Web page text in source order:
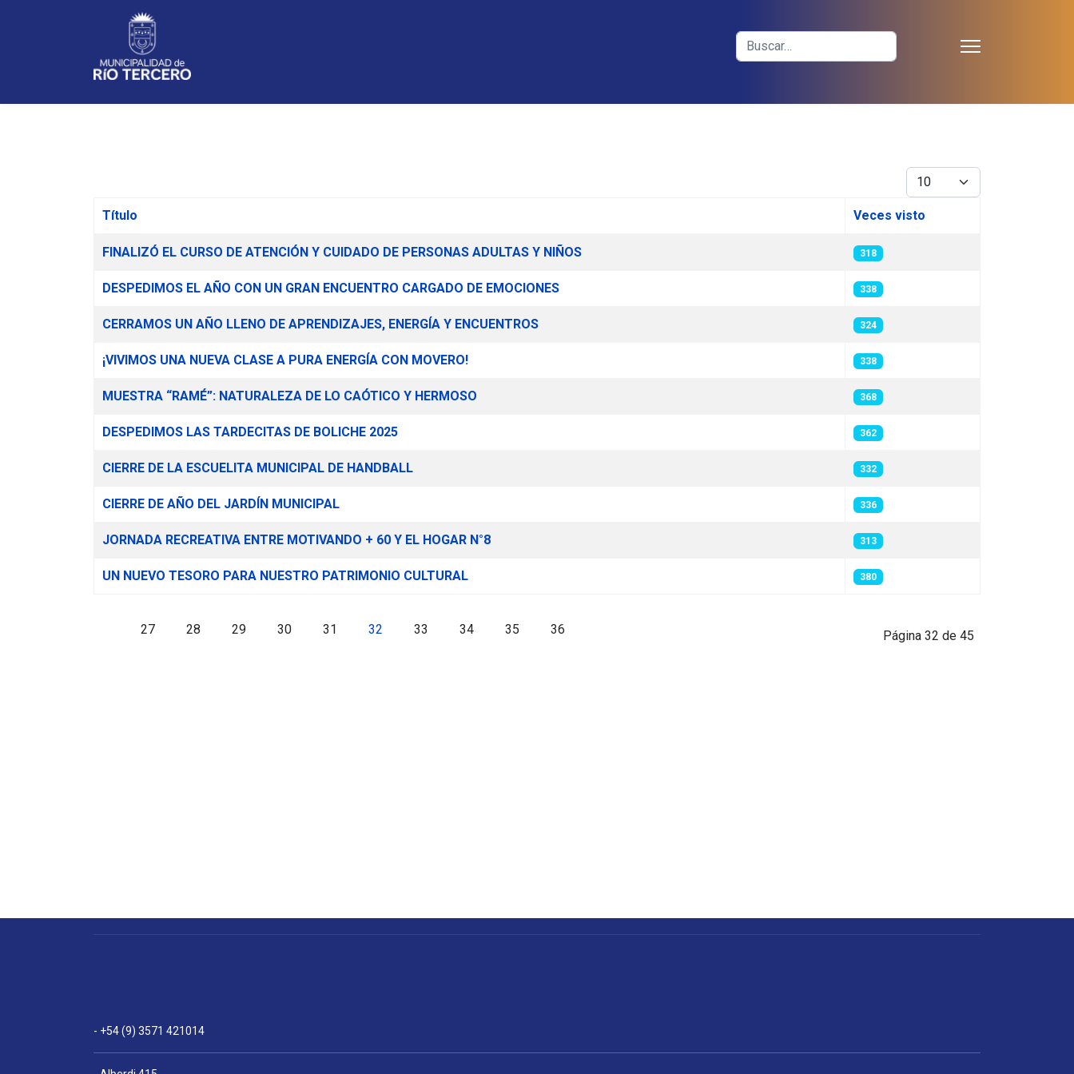
Buscar
Cantidad
Título Veces visto
FINALIZÓ EL CURSO DE ATENCIÓN Y CUIDADO DE PERSONAS ADULTAS Y NIÑOS 318
DESPEDIMOS EL AÑO CON UN GRAN ENCUENTRO CARGADO DE EMOCIONES 338
CERRAMOS UN AÑO LLENO DE APRENDIZAJES, ENERGÍA Y ENCUENTROS 324
¡VIVIMOS UNA NUEVA CLASE A PURA ENERGÍA CON MOVERO! 338
MUESTRA “RAMÉ”: NATURALEZA DE LO CAÓTICO Y HERMOSO 368
DESPEDIMOS LAS TARDECITAS DE BOLICHE 2025 362
CIERRE DE LA ESCUELITA MUNICIPAL DE HANDBALL 332
CIERRE DE AÑO DEL JARDÍN MUNICIPAL 336
JORNADA RECREATIVA ENTRE MOTIVANDO + 60 Y EL HOGAR N°8 313
UN NUEVO TESORO PARA NUESTRO PATRIMONIO CULTURAL 380
Página 32 de 45
27 28 29 30 31 32 33 34 35 36
- +54 (9) 3571 421014